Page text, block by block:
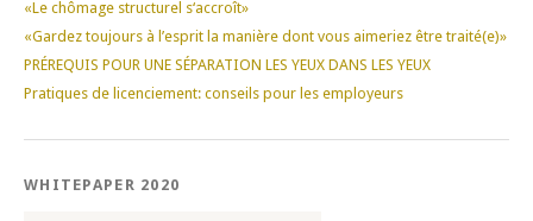
«Le chômage structurel s‘accroît»
«Gardez toujours à l’esprit la manière dont vous aimeriez être traité(e)»
PRÉREQUIS POUR UNE SÉPARATION LES YEUX DANS LES YEUX
Pratiques de licenciement: conseils pour les employeurs
WHITEPAPER 2020